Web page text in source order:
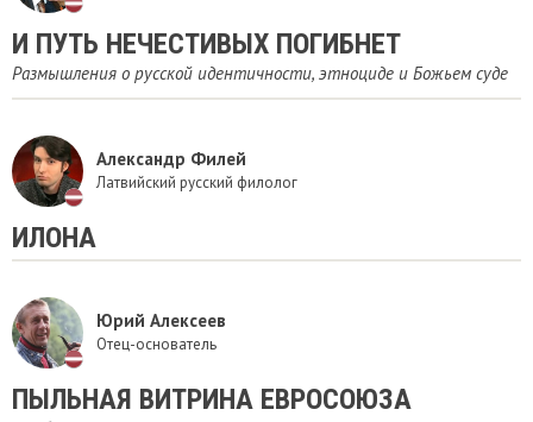
И ПУТЬ НЕЧЕСТИВЫХ ПОГИБНЕТ
Размышления о русской идентичности, этноциде и Божьем суде
Александр Филей
Латвийский русский филолог
ИЛОНА
Юрий Алексеев
Отец-основатель
ПЫЛЬНАЯ ВИТРИНА ЕВРОСОЮЗА